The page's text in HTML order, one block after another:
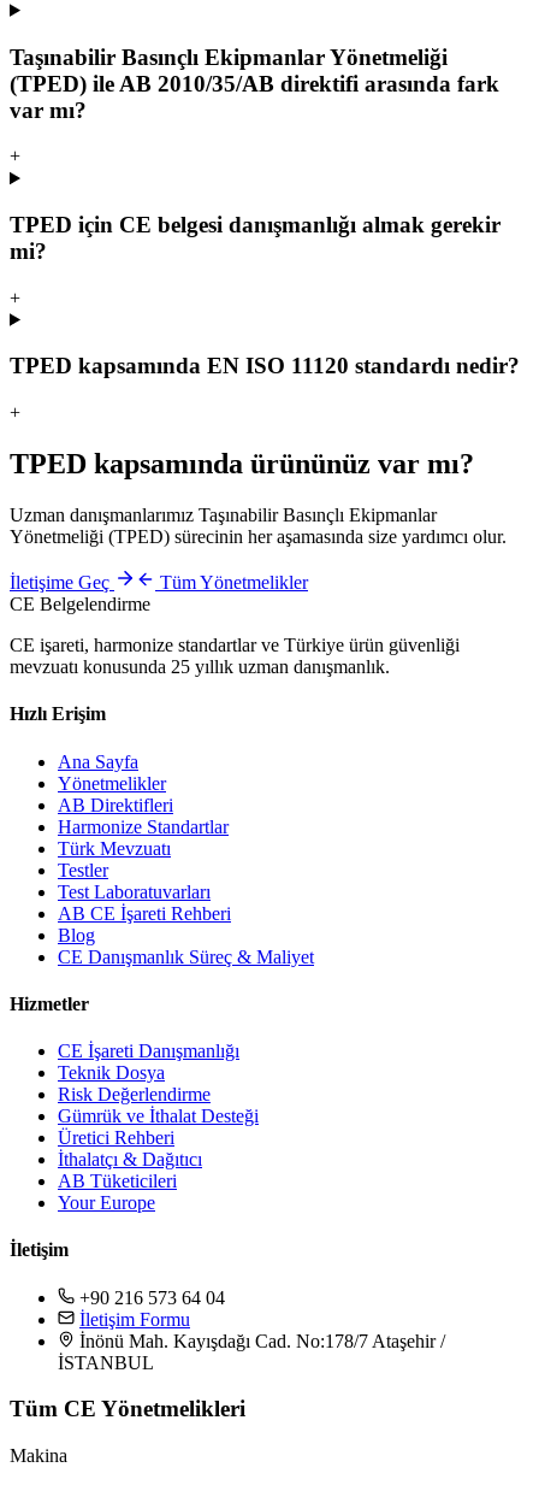
Taşınabilir Basınçlı Ekipmanlar Yönetmeliği
(TPED) ile AB 2010/35/AB direktifi arasında fark
var mı?
+
TPED için CE belgesi danışmanlığı almak gerekir
mi?
+
TPED kapsamında EN ISO 11120 standardı nedir?
+
TPED kapsamında ürününüz var mı?
Uzman danışmanlarımız Taşınabilir Basınçlı Ekipmanlar
Yönetmeliği (TPED) sürecinin her aşamasında size yardımcı olur.
İletişime Geç
Tüm Yönetmelikler
CE Belgelendirme
CE işareti, harmonize standartlar ve Türkiye ürün güvenliği
mevzuatı konusunda 25 yıllık uzman danışmanlık.
Hızlı Erişim
Ana Sayfa
Yönetmelikler
AB Direktifleri
Harmonize Standartlar
Türk Mevzuatı
Testler
Test Laboratuvarları
AB CE İşareti Rehberi
Blog
CE Danışmanlık Süreç & Maliyet
Hizmetler
CE İşareti Danışmanlığı
Teknik Dosya
Risk Değerlendirme
Gümrük ve İthalat Desteği
Üretici Rehberi
İthalatçı & Dağıtıcı
AB Tüketicileri
Your Europe
İletişim
+90 216 573 64 04
İletişim Formu
İnönü Mah. Kayışdağı Cad. No:178/7 Ataşehir /
İSTANBUL
Tüm CE Yönetmelikleri
Makina